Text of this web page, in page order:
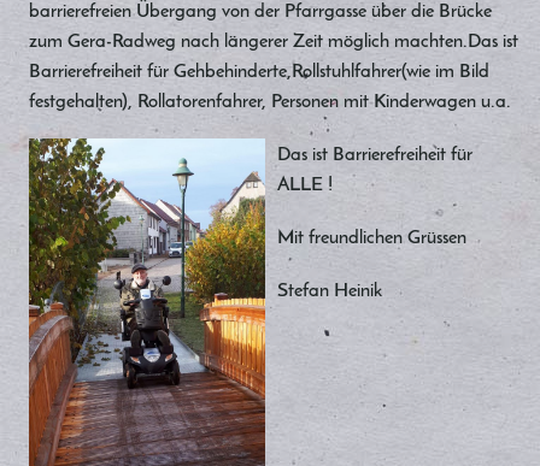
barrierefreien Übergang von der Pfarrgasse über die Brücke
zum Gera-Radweg nach längerer Zeit möglich machten.Das ist
Barrierefreiheit für Gehbehinderte,Rollstuhlfahrer(wie im Bild
festgehalten), Rollatorenfahrer, Personen mit Kinderwagen u.a.
Das ist Barrierefreiheit für
ALLE !
Mit freundlichen Grüssen
Stefan Heinik